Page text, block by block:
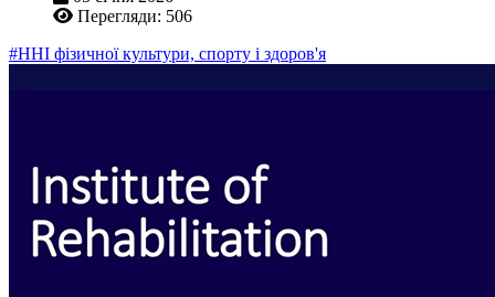
Перегляди: 506
#ННІ фізичної культури, спорту і здоров'я